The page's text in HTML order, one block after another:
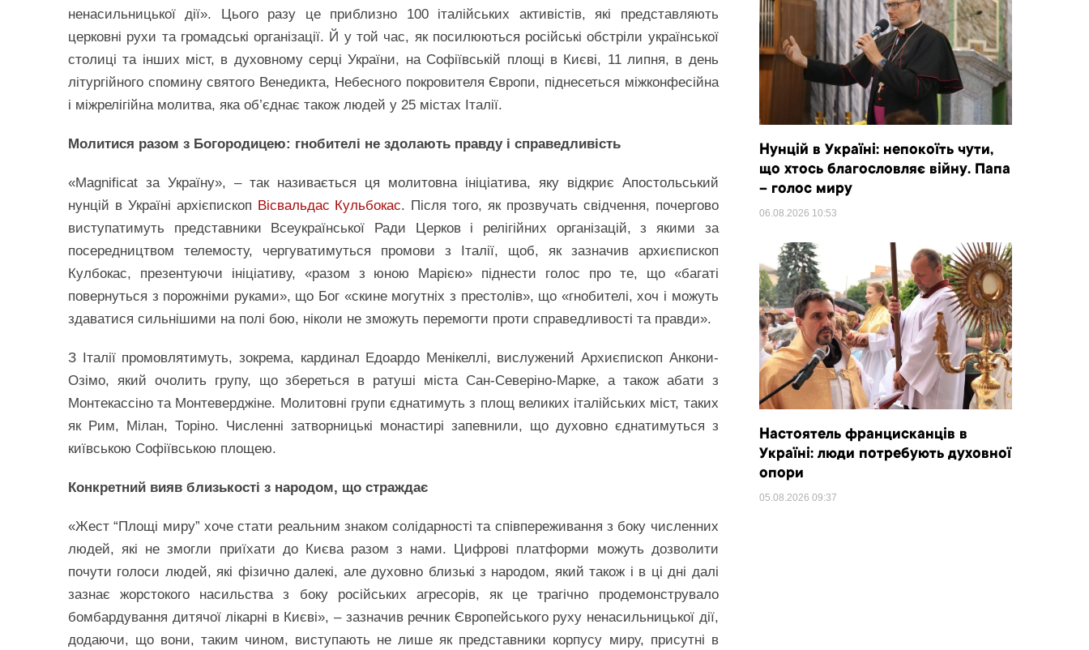
ненасильницької дії». Цього разу це приблизно 100 італійських активістів, які представляють
церковні рухи та громадські організації. Й у той час, як посилюються російські обстріли української
столиці та інших міст, в духовному серці України, на Софіївській площі в Києві, 11 липня, в день
літургійного спомину святого Венедикта, Небесного покровителя Європи, піднесеться міжконфесійна
і міжрелігійна молитва, яка об’єднає також людей у 25 містах Італії.
Молитися разом з Богородицею: гнобителі не здолають правду і справедливість
«Magnificat за Україну», – так називається ця молитовна ініціатива, яку відкриє Апостольський
нунцій в Україні архієпископ Вісвальдас Кульбокас. Після того, як прозвучать свідчення, почергово
виступатимуть представники Всеукраїнської Ради Церков і релігійних організацій, з якими за
посередництвом телемосту, чергуватимуться промови з Італії, щоб, як зазначив архиєпископ
Кулбокас, презентуючи ініціативу, «разом з юною Марією» піднести голос про те, що «багаті
повернуться з порожніми руками», що Бог «скине могутніх з престолів», що «гнобителі, хоч і можуть
здаватися сильнішими на полі бою, ніколи не зможуть перемогти проти справедливості та правди».
З Італії промовлятимуть, зокрема, кардинал Едоардо Менікеллі, вислужений Архиєпископ Анкони-
Озімо, який очолить групу, що збереться в ратуші міста Сан-Северіно-Марке, а також абати з
Монтекассіно та Монтеверджіне. Молитовні групи єднатимуть з площ великих італійських міст, таких
як Рим, Мілан, Торіно. Численні затворницькі монастирі запевнили, що духовно єднатимуться з
київською Софіївською площею.
Конкретний вияв близькості з народом, що страждає
«Жест “Площі миру” хоче стати реальним знаком солідарності та співпереживання з боку численних
людей, які не змогли приїхати до Києва разом з нами. Цифрові платформи можуть дозволити
почути голоси людей, які фізично далекі, але духовно близькі з народом, який також і в ці дні далі
зазнає жорстокого насильства з боку російських агресорів, як це трагічно продемонструвало
бомбардування дитячої лікарні в Києві», – зазначив речник Європейського руху ненасильницької дії,
додаючи, що вони, таким чином, виступають не лише як представники корпусу миру, присутні в
Нунцій в Україні: непокоїть чути,
що хтось благословляє війну. Папа
– голос миру
06.08.2026 10:53
Настоятель францисканців в
Україні: люди потребують духовної
опори
05.08.2026 09:37